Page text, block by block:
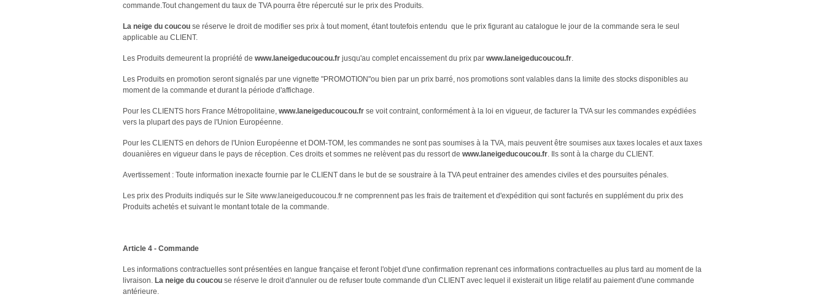
commande.Tout changement du taux de TVA pourra être répercuté sur le prix des Produits.
La neige du coucou se réserve le droit de modifier ses prix à tout moment, étant toutefois entendu que le prix figurant au catalogue le jour de la commande sera le seul
applicable au CLIENT.
Les Produits demeurent la propriété de www.laneigeducoucou.fr jusqu'au complet encaissement du prix par www.laneigeducoucou.fr.
Les Produits en promotion seront signalés par une vignette "PROMOTION"ou bien par un prix barré, nos promotions sont valables dans la limite des stocks disponibles au
moment de la commande et durant la période d'affichage.
Pour les CLIENTS hors France Métropolitaine, www.laneigeducoucou.fr se voit contraint, conformément à la loi en vigueur, de facturer la TVA sur les commandes expédiées
vers la plupart des pays de l'Union Européenne.
Pour les CLIENTS en dehors de l'Union Européenne et DOM-TOM, les commandes ne sont pas soumises à la TVA, mais peuvent être soumises aux taxes locales et aux taxes
douanières en vigueur dans le pays de réception. Ces droits et sommes ne relèvent pas du ressort de www.laneigeducoucou.fr. Ils sont à la charge du CLIENT.
Avertissement : Toute information inexacte fournie par le CLIENT dans le but de se soustraire à la TVA peut entrainer des amendes civiles et des poursuites pénales.
Les prix des Produits indiqués sur le Site www.laneigeducoucou.fr ne comprennent pas les frais de traitement et d'expédition qui sont facturés en supplément du prix des
Produits achetés et suivant le montant totale de la commande.
Article 4 - Commande
Les informations contractuelles sont présentées en langue française et feront l'objet d'une confirmation reprenant ces informations contractuelles au plus tard au moment de la
livraison. La neige du coucou se réserve le droit d'annuler ou de refuser toute commande d'un CLIENT avec lequel il existerait un litige relatif au paiement d'une commande
antérieure.